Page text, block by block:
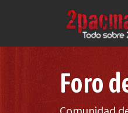
Foro